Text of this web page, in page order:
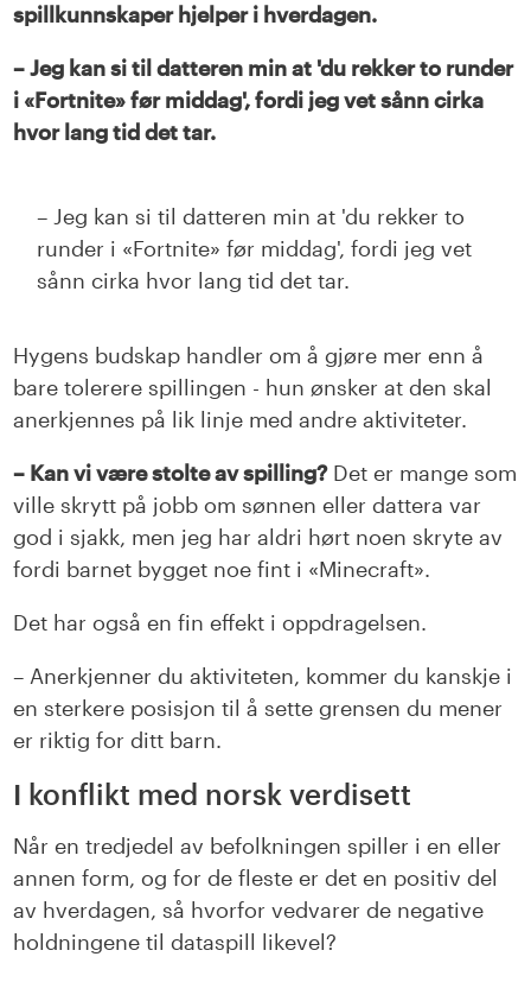
spillkunnskaper hjelper i hverdagen.
– Jeg kan si til datteren min at 'du rekker to runder
i «Fortnite» før middag', fordi jeg vet sånn cirka
hvor lang tid det tar.
– Jeg kan si til datteren min at 'du rekker to
runder i «Fortnite» før middag', fordi jeg vet
sånn cirka hvor lang tid det tar.
Hygens budskap handler om å gjøre mer enn å
bare tolerere spillingen - hun ønsker at den skal
anerkjennes på lik linje med andre aktiviteter.
– Kan vi være stolte av spilling?Det er mange som
ville skrytt på jobb om sønnen eller dattera var
god i sjakk, men jeg har aldri hørt noen skryte av
fordi barnet bygget noe fint i «Minecraft».
Det har også en fin effekt i oppdragelsen.
– Anerkjenner du aktiviteten, kommer du kanskje i
en sterkere posisjon til å sette grensen du mener
er riktig for ditt barn.
I konflikt med norsk verdisett
Når en tredjedel av befolkningen spiller i en eller
annen form, og for de fleste er det en positiv del
av hverdagen, så hvorfor vedvarer de negative
holdningene til dataspill likevel?